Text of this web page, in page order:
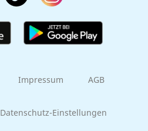
Impressum AGB
Datenschutz-Einstellungen